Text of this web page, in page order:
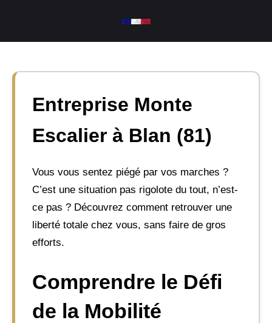
contenu
Entreprise Monte
Escalier à Blan (81)
Vous vous sentez piégé par vos marches ?
C’est une situation pas rigolote du tout, n’est-
ce pas ? Découvrez comment retrouver une
liberté totale chez vous, sans faire de gros
efforts.
Comprendre le Défi
de la Mobilité